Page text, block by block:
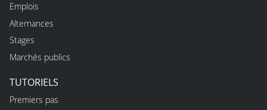
Emplois
Alternances
Stages
Marchés publics
TUTORIELS
Premiers pas